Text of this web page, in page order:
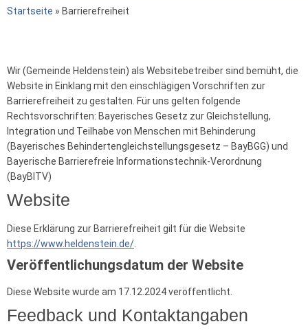
Startseite » Barrierefreiheit
Wir (Gemeinde Heldenstein) als Websitebetreiber sind bemüht, die
Website in Einklang mit den einschlägigen Vorschriften zur
Barrierefreiheit zu gestalten. Für uns gelten folgende
Rechtsvorschriften: Bayerisches Gesetz zur Gleichstellung,
Integration und Teilhabe von Menschen mit Behinderung
(Bayerisches Behindertengleichstellungsgesetz – BayBGG) und
Bayerische Barrierefreie Informationstechnik-Verordnung
(BayBITV)
Website
Diese Erklärung zur Barrierefreiheit gilt für die Website
https://www.heldenstein.de/.
Veröffentlichungsdatum der Website
Diese Website wurde am 17.12.2024 veröffentlicht.
Feedback und Kontaktangaben